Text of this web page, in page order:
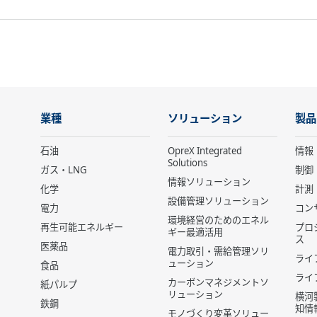
業種
石油
ガス・LNG
化学
電力
再生可能エネルギー
医薬品
食品
紙パルプ
鉄鋼
ソリューション
OpreX Integrated
Solutions
情報ソリューション
設備管理ソリューション
環境経営のためのエネル
ギー最適活用
電力取引・需給管理ソリ
ューション
カーボンマネジメントソ
リューション
モノづくり変革ソリュー
製
情報
制御
計測
コン
プロ
ス
ライ
ライ
横河
知情